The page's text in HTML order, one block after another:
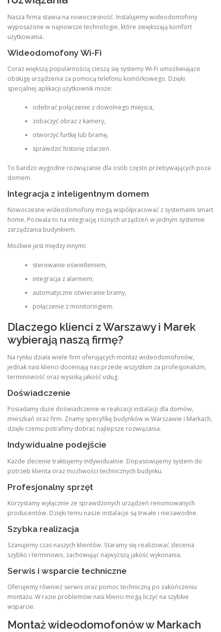
Nasza firma stawia na nowoczesność. Instalujemy wideodomofony
wyposażone w najnowsze technologie, które zwiększają komfort
użytkowania.
Wideodomofony Wi-Fi
Coraz większą popularnością cieszą się systemy Wi-Fi umożliwiające
obsługę urządzenia za pomocą telefonu komórkowego. Dzięki
specjalnej aplikacji użytkownik może:
odebrać połączenie z dowolnego miejsca,
zobaczyć obraz z kamery,
otworzyć furtkę lub bramę,
sprawdzić historię zdarzeń.
To bardzo wygodne rozwiązanie dla osób często przebywających poza
domem.
Integracja z inteligentnym domem
Nowoczesne wideodomofony mogą współpracować z systemami smart
home. Pozwala to na integrację różnych urządzeń w jednym systemie
zarządzania budynkiem.
Możliwe jest między innymi:
sterowanie oświetleniem,
integracja z alarmem,
automatyczne otwieranie bramy,
połączenie z monitoringiem.
Dlaczego klienci z Warszawy i Marek
wybierają naszą firmę?
Na rynku działa wiele firm oferujących montaż wideodomofonów,
jednak nasi klienci doceniają nas przede wszystkim za profesjonalizm,
terminowość oraz wysoką jakość usług.
Doświadczenie
Posiadamy duże doświadczenie w realizacji instalacji dla domów,
mieszkań oraz firm. Znamy specyfikę budynków w Warszawie i Markach,
dzięki czemu potrafimy dobrać najlepsze rozwiązania.
Indywidualne podejście
Każde zlecenie traktujemy indywidualnie. Dopasowujemy system do
potrzeb klienta oraz możliwości technicznych budynku.
Profesjonalny sprzęt
Korzystamy wyłącznie ze sprawdzonych urządzeń renomowanych
producentów. Dzięki temu nasze instalacje są trwałe i niezawodne.
Szybka realizacja
Szanujemy czas naszych klientów. Staramy się realizować zlecenia
szybko i terminowo, zachowując najwyższą jakość wykonania.
Serwis i wsparcie techniczne
Oferujemy również serwis oraz pomoc techniczną po zakończeniu
montażu. W razie problemów nasi klienci mogą liczyć na szybkie
wsparcie.
Montaż wideodomofonów w Markach